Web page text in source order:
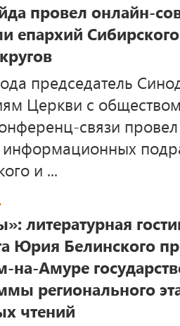
провел онлайн-
епархий
председатель
Церкви с
связи
информационных
и ...
литературная
Юрия Белинского
Амуре
регионального
чтений